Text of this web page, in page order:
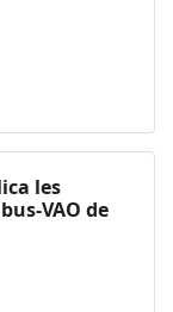
les
VAO de